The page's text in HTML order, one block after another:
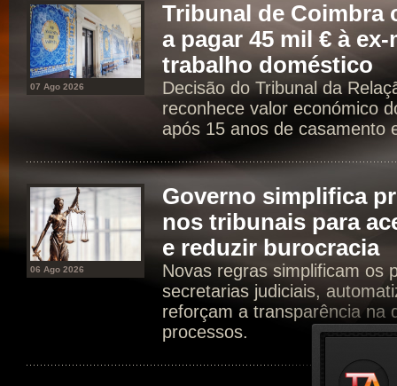
07 Ago 2026
Tribunal de Coimbra
a pagar 45 mil € à
trabalho doméstico
Decisão do Tribunal da
reconhece valor económico
após 15 anos de casamento
06 Ago 2026
Governo simplifica
nos tribunais para
e reduzir burocracia
Novas regras simplificam os
secretarias judiciais,
reforçam a transparência na
processos.